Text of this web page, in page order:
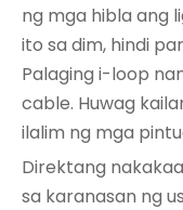
ng mga hibla ang
ito sa dim, hindi
Palaging i-loop
cable. Huwag
ilalim ng mga
Direktang
sa karanasan ng